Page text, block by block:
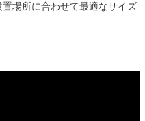
場所に合わせて最適なサイズ